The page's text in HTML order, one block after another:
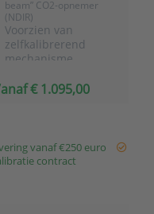
beam” CO2-opnemer
(NDIR)
Voorzien van
zelfkalibrerend
mechanisme
€ 1.095,00
vanaf €250 euro
contract